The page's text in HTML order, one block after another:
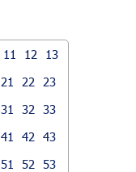
11 12
13
21 22
23
31 32
33
41 42
43
51 52
53